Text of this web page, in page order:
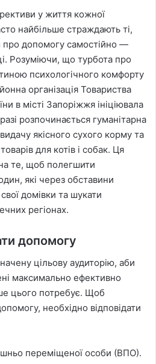
у життя кожної
найбільше страждають ті,
допомогу самостійно —
Розуміючи, що турбота про
психологічного комфорту
організація Товариства
в місті Запоріжжя ініціювала
розпочинається гуманітарна
якісного сухого корму та
для котів і собак. Ця
те, щоб полегшити
які через обставини
домівки та шукати
регіонах.
допомогу
цільову аудиторію, аби
максимально ефективно
цього потребує. Щоб
необхідно відповідати
переміщеної особи (ВПО).